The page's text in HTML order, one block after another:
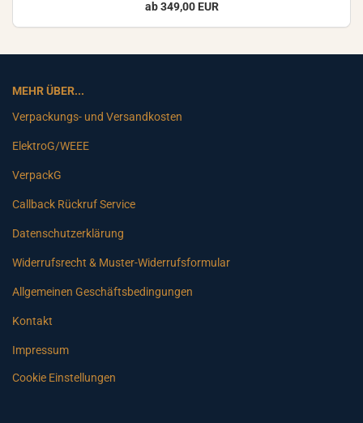
ab 349,00 EUR
MEHR ÜBER...
Verpackungs- und Versandkosten
ElektroG/WEEE
VerpackG
Callback Rückruf Service
Datenschutzerklärung
Widerrufsrecht & Muster-Widerrufsformular
Allgemeinen Geschäftsbedingungen
Kontakt
Impressum
Cookie Einstellungen